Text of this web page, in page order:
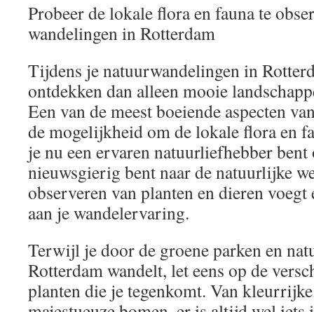
Probeer de lokale flora en fauna te
wandelingen in Rotterdam
Tijdens je natuurwandelingen in
ontdekken dan alleen mooie
Een van de meest boeiende aspecten
de mogelijkheid om de lokale flora en
je nu een ervaren natuurliefhebber
nieuwsgierig bent naar de natuurlijke
observeren van planten en dieren voegt
aan je wandelervaring.
Terwijl je door de groene parken en
Rotterdam wandelt, let eens op de
planten die je tegenkomt. Van